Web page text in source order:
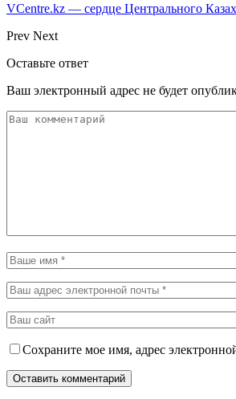
VCentre.kz — сердце Центрального
Prev Next
Оставьте ответ
Ваш электронный адрес не будет
Сохраните мое имя, адрес